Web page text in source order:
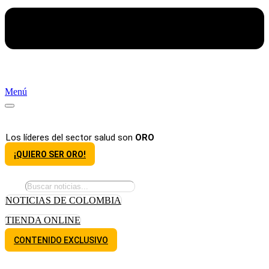
Menú
Los líderes del sector salud son ORO
¡QUIERO SER ORO!
NOTICIAS DE COLOMBIA
TIENDA ONLINE
CONTENIDO EXCLUSIVO